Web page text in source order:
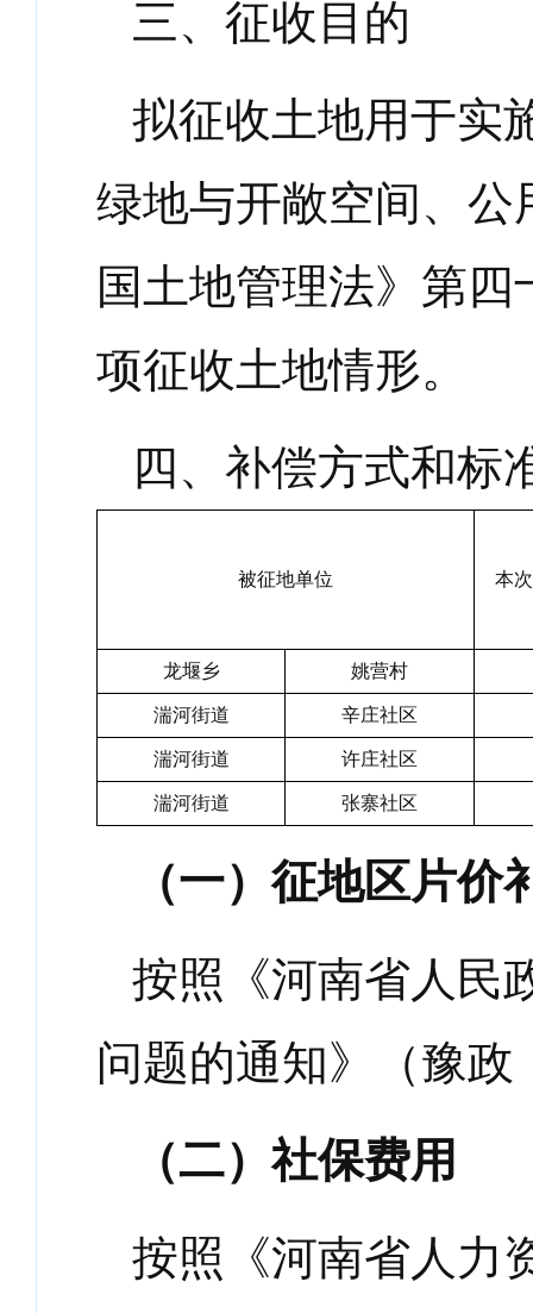
三、征收目的
拟征收土地用于实
绿地与开敞空间、
国土地管理法》第
项征收土地情形。
四、补偿方式和标
被征地单位 本
龙堰乡 姚营村
湍河街道 辛庄社区
湍河街道 许庄社区
湍河街道 张寨社区
（一）征地区片价
按照《河南省人民
问题的通知》（豫政
（二）社保费用
按照《河南省人力